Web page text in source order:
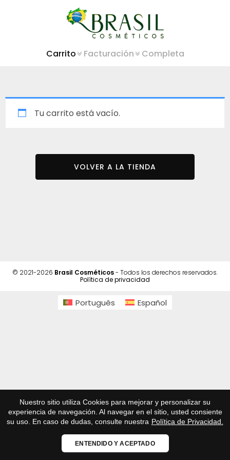
Nuestro sitio utiliza Cookies para mejorar y personalizar su
experiencia de navegación. Al navegar en el sitio, usted consiente
su uso. En caso de dudas, consulte nuestra Política de Privacidad.
ENTENDIDO Y ACEPTADO
Carrito Facturación Completa
Tu carrito está vacío.
VOLVER A LA TIENDA
© 2021-2026 Brasil Cosméticos- Todos los derechos reservados.
Política de privacidad
Português Español